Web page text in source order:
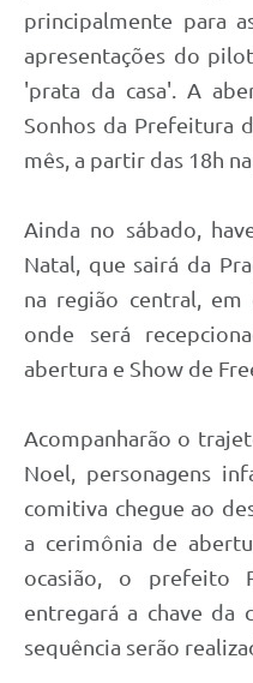
principalmente para
apresentações do
'prata da casa'. A
Sonhos da Prefeitura
mês, a partir das 18h
Ainda no sábado,
Natal, que sairá da
na região central, em
onde será
abertura e Show de
Acompanharão o
Noel, personagens
comitiva chegue ao
a cerimônia de
ocasião, o prefeito
entregará a chave da
sequência serão